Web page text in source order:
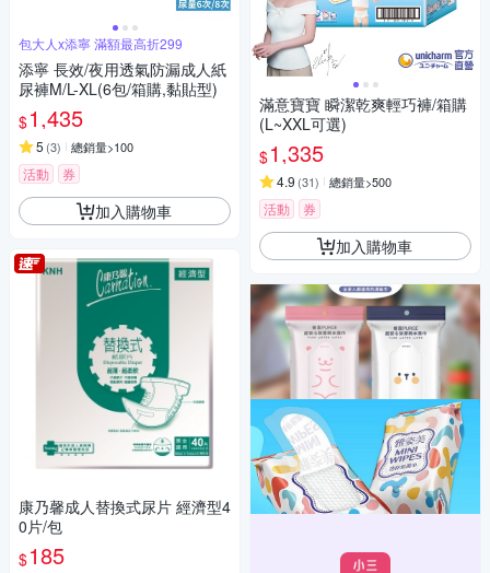
包大人x添寧 滿額最高折299
添寧 長效/夜用透氣防漏成人紙
尿褲M/L-XL(6包/箱購,黏貼型)
$1,435
5 (3) 總銷量>100
活動 券
加入購物車
康乃馨成人替換式尿片 經濟型4
0片/包
$185
滿意寶寶 瞬潔乾爽輕巧褲/箱購
(L~XXL可選)
$1,335
4.9 (31) 總銷量>500
活動 券
加入購物車